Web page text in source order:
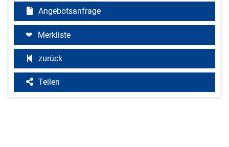
Angebotsanfrage
Merkliste
zurück
Teilen